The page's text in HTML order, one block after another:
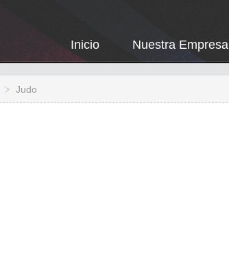
Inicio Nuestra Empresa
Judo